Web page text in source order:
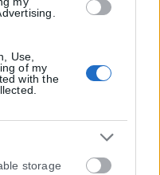
Use,
of my
with the
storage